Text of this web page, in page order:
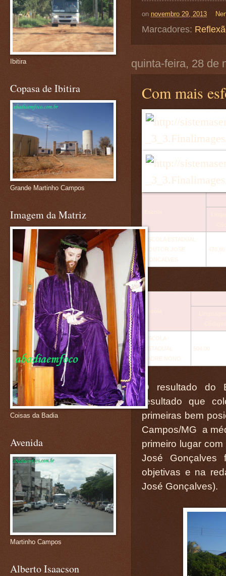
on novembro 29, 2013
Marcadores:
quinta-feira, 28 de
Com mais
ESCOLA ESTADUAL
DOUTOR JOSE
GONCALVES
478,86
ESCOLA
ESTADUAL
PADRE NONO
504,00
O resultado do
resultado que
primeiras bem
Campos/MG a
primeiro lugar
José Gonçalves
objetivas e na
José Gonçalves).
Ibitira
Copasa de Ibitira
Grande Martinho Campos
Imagem da Matriz
Coisas da Badia
Avenida
Martinho Campos
Alberto Isaacson